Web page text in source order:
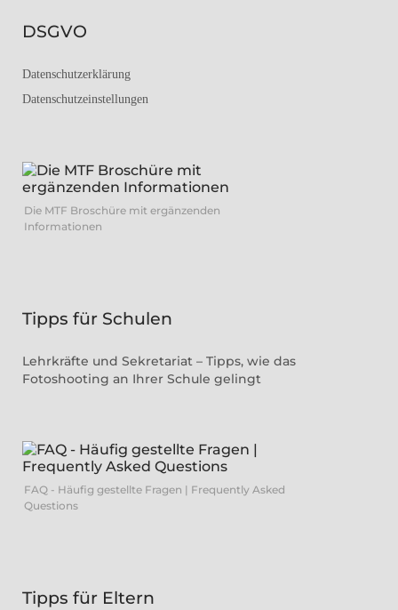
DSGVO
Datenschutzerklärung
Datenschutzeinstellungen
Die MTF Broschüre mit ergänzenden
Informationen
Tipps für Schulen
Lehrkräfte und Sekretariat – Tipps, wie das
Fotoshooting an Ihrer Schule gelingt
FAQ - Häufig gestellte Fragen | Frequently Asked
Questions
Tipps für Eltern